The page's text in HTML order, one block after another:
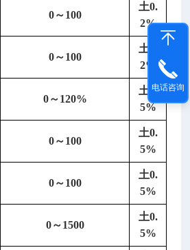
0～100
土0.
2%
0～100
土
2%
0～120%
土 0.
5%
0～100
土0.
5%
0～100
土0.
5%
0～1500
土0.
5%
≤
3
g；
电话咨询